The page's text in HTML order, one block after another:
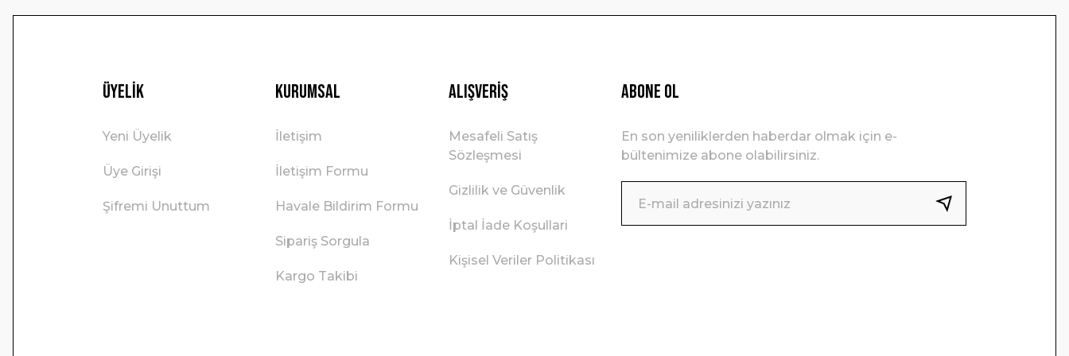
Üyelik
Yeni Üyelik
Üye Girişi
Şifremi Unuttum
Kurumsal
İletişim
İletişim Formu
Havale Bildirim Formu
Sipariş Sorgula
Kargo Takibi
Alışveriş
Mesafeli Satış
Sözleşmesi
Gizlilik ve Güvenlik
İptal İade Koşullari
Kişisel Veriler Politikası
ABONE OL
En son yeniliklerden haberdar olmak için e-
bültenimize abone olabilirsiniz.